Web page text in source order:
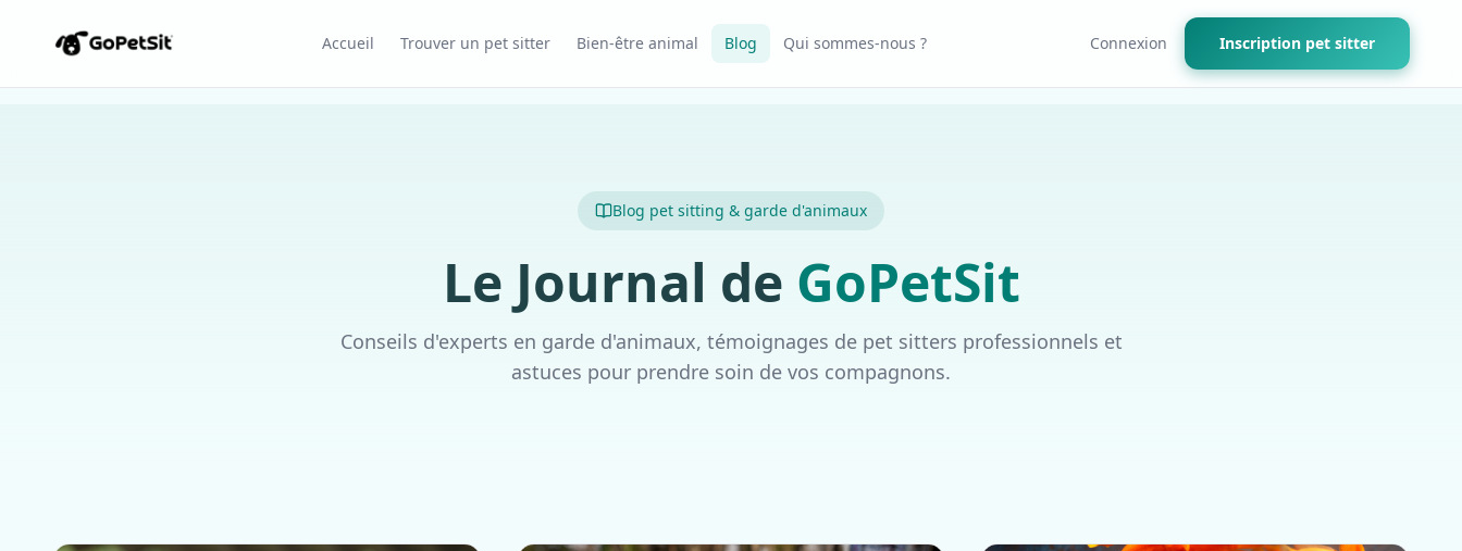
Accueil Trouver un pet sitter Bien-être animal Blog Qui sommes-nous ? Connexion Inscription pet sitter
Blog pet sitting & garde d'animaux
Le Journal de GoPetSit
Conseils d'experts en garde d'animaux, témoignages de pet sitters professionnels et
astuces pour prendre soin de vos compagnons.